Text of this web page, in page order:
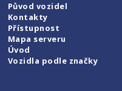
Původ vozidel
Kontakty
Přístupnost
Mapa serveru
Úvod
Vozidla podle značky